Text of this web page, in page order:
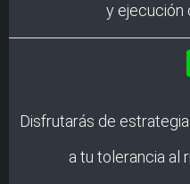
y ejecución
Disfrutarás de
a tu tolerancia al